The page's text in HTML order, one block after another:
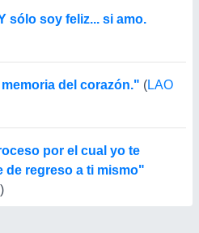
sólo soy feliz... si amo.
del corazón." (LAO
por el cual yo te
de regreso a ti mismo"
)